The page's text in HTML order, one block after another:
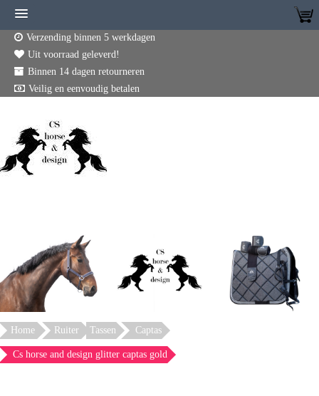
Verzending binnen 5 werkdagen
Uit voorraad geleverd!
Binnen 14 dagen retourneren
Veilig en eenvoudig betalen
Home Ruiter Tassen Captas
Cs horse and design glitter captas gold